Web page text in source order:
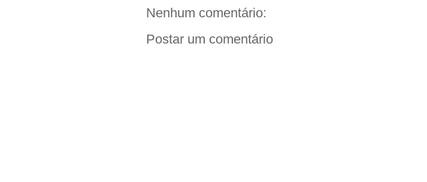
Nenhum comentário:
Postar um comentário